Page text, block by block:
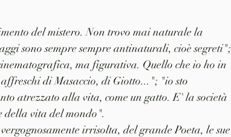
del mistero. Non trovo mai naturale la
sono sempre sempre antinaturali, cioè segreti";
ma figurativa. Quello che io ho in
affreschi di Masaccio, di Giotto..."; "io sto
atrezzato alla vita, come un gatto. E' la società
della vita del mondo".
irrisolta, del grande Poeta, le sue